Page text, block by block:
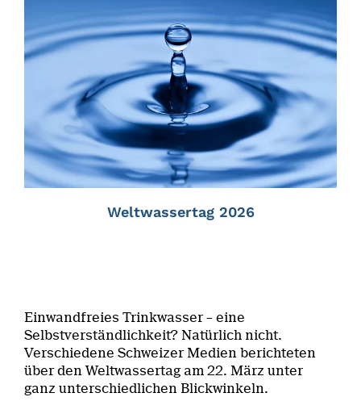
Weltwassertag 2026
Einwandfreies Trinkwasser – eine
Selbstverständlichkeit? Natürlich nicht.
Verschiedene Schweizer Medien berichteten
über den Weltwassertag am 22. März unter
ganz unterschiedlichen Blickwinkeln.